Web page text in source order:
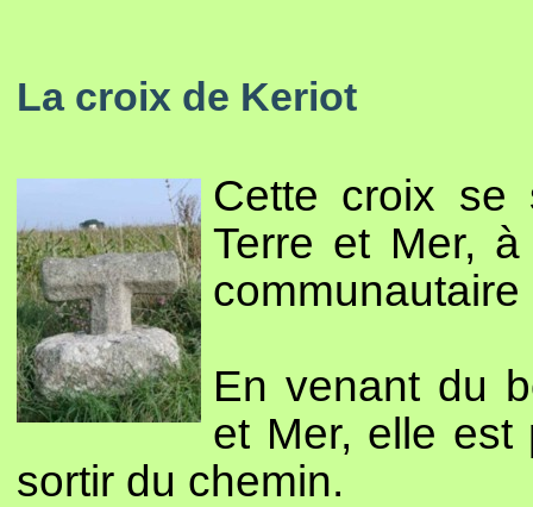
La croix de Keriot
Cette croix se
Terre et Mer,
communautaire
En venant du
et Mer, elle est
sortir du chemin.